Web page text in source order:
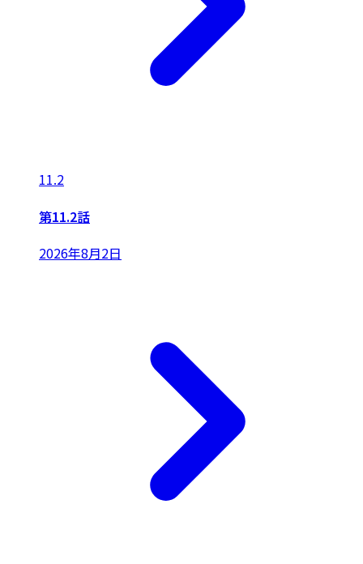
11.2
第11.2話
2026年8月2日